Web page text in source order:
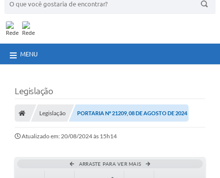
MENU
Legislação
Legislação PORTARIA Nº 21209, 08 DE AGOSTO DE 2024
Atualizado em: 20/08/2024 às 15h14
ARRASTE PARA VER MAIS